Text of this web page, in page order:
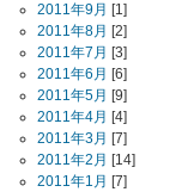
2011年9月 [1]
2011年8月 [2]
2011年7月 [3]
2011年6月 [6]
2011年5月 [9]
2011年4月 [4]
2011年3月 [7]
2011年2月 [14]
2011年1月 [7]